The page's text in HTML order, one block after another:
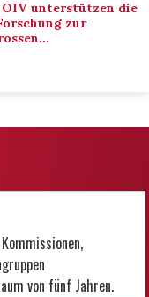
unterstützen die
zur
von fünf Jahren.